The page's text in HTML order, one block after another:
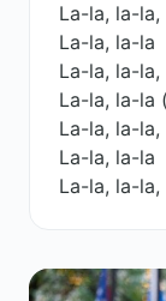
La-la, la-
La-la, la-la
La-la, la-
La-la, la-la
La-la, la-
La-la, la-la
La-la, la-